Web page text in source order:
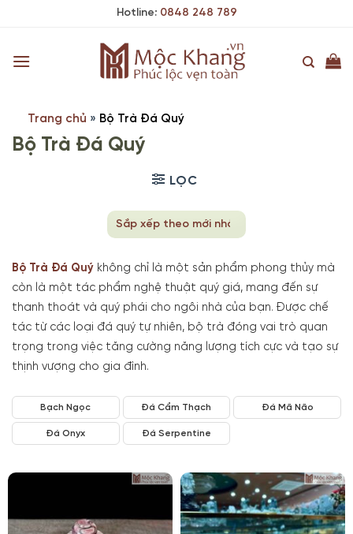
Hotline: 0848 248 789
Trang chủ » Bộ Trà Đá Quý
Bộ Trà Đá Quý
LỌC
Bộ Trà Đá Quý không chỉ là một sản phẩm phong thủy mà
còn là một tác phẩm nghệ thuật quý giá, mang đến sự
thanh thoát và quý phái cho ngôi nhà của bạn. Được chế
tác từ các loại đá quý tự nhiên, bộ trà đóng vai trò quan
trọng trong việc tăng cường năng lượng tích cực và tạo sự
thịnh vượng cho gia đình.
Bạch Ngọc Đá Cẩm Thạch Đá Mã Não
Đá Onyx Đá Serpentine